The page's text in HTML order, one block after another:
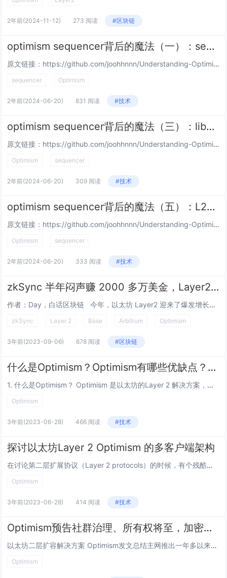
2年前(2024-11-12) 273 阅读 #区块链
optimism sequencer背后的魔法（一）：sequencer究竟是如何在l2上构建区块的
原文链接：https://github.com/joohhnnn/Understanding-Optimism-Codebase-CN/blob/main/sequencer/00-how-sequencer-generates-L2-bl...
sequencer Optimism
2年前(2024-06-20) 831 阅读 #技术
optimism sequencer背后的魔法（三）：libp2p在op-stack中的使用
原文链接：https://github.com/joohhnnn/Understanding-Optimism-Codebase-CN/blob/main/sequencer/02-how-optimism-use-libp2p.md 作者...
Optimism sequencer
2年前(2024-06-20) 309 阅读 #技术
optimism sequencer背后的魔法（五）：L2派生（derivation）原理
原文链接：https://github.com/joohhnnn/Understanding-Optimism-Codebase-CN/blob/main/sequencer/04-how-derivation-works.md 作者：jo...
Optimism sequencer
2年前(2024-06-20) 333 阅读 #技术
zkSync 半年闷声赚 2000 多万美金，Layer2 到底是如何盈利的？
作者：Day，白话区块链 今年，以太坊 Layer2 迎来了爆发增长，如同之前的公链爆发，大量项目方开始布局 Layer2 赛道，有枣没枣，先打一杆子。而近期，有观点认为，由于 Layer2 的 Token 分发预期，导致...
zkSync Layer 2 Base Arbitrum Optimism
3年前(2023-09-06) 678 阅读 #区块链
什么是Optimism？Optimism有哪些优缺点？如何使用Optimism？
1. 什么是Optimism？ Optimism 是以太坊的Layer 2 解决方案，将转帐、智能合约等移到Optimism 链上处理，只将处理后的最终结果记录在以太坊上，借此分担以太坊上雍塞的交易数量，最终结果的安全性仍...
Optimism
3年前(2023-06-28) 466 阅读 #技术
探讨以太坊Layer 2 Optimism 的多客户端架构
在讨论第二层扩展协议（Layer 2 protocols）的时候，有个残酷的事实往往没有实现：每个主要的Layer 2 项目都需要一个的可信方负责执行协议升级。目前，这几乎是所有Layer 2 的主要中心化问题，包括我们。如果升级密钥（U...
Optimism
3年前(2023-06-28) 414 阅读 #技术
Optimism预告社群治理、所有权将至，加密社群整理空投策略
以太坊二层扩容解决方案 Optimism发文总结主网推出一年多以来的表现，并预告很快将进入「由社群驱动治理、所有权」的下个篇章 (普遍被视为即将发币)。本文中也整理了加密社群汇整的 Optimism 空投攻略。 Optimism 新篇...
Optimism